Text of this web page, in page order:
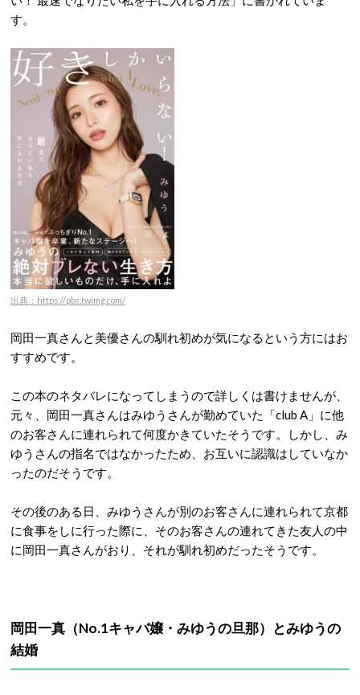
す。
出典：https://pbs.twimg.com/
岡田一真さんと美優さんの馴れ初めが気になるという方にはお
すすめです。
この本のネタバレになってしまうので詳しくは書けませんが、
元々、岡田一真さんはみゆうさんが勤めていた「club A」に他
のお客さんに連れられて何度かきていたそうです。しかし、み
ゆうさんの指名ではなかったため、お互いに認識はしていなか
ったのだそうです。
その後のある日、みゆうさんが別のお客さんに連れられて京都
に食事をしに行った際に、そのお客さんの連れてきた友人の中
に岡田一真さんがおり、それが馴れ初めだったそうです。
岡田一真（No.1キャバ嬢・みゆうの旦那）とみゆうの
結婚